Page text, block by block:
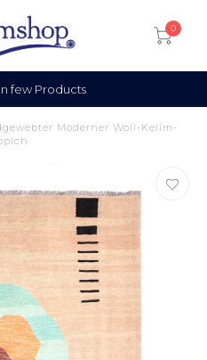
0
100% Wool
Moderner Woll-Kelim-